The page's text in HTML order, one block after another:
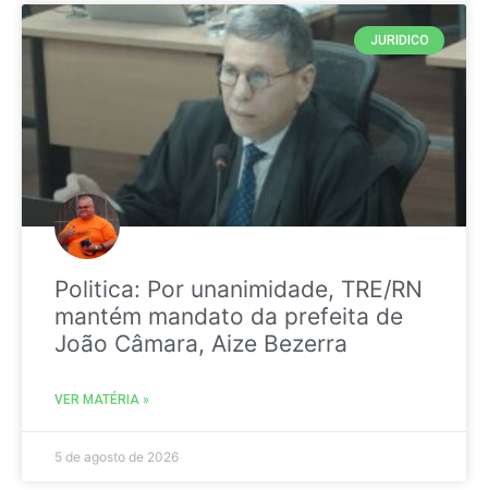
JURIDICO
Politica: Por unanimidade, TRE/RN
mantém mandato da prefeita de
João Câmara, Aize Bezerra
VER MATÉRIA »
5 de agosto de 2026